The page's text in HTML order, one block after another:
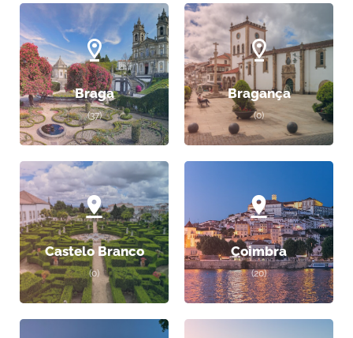
Braga
(37)
Bragança
(0)
Castelo Branco
(0)
Coimbra
(20)